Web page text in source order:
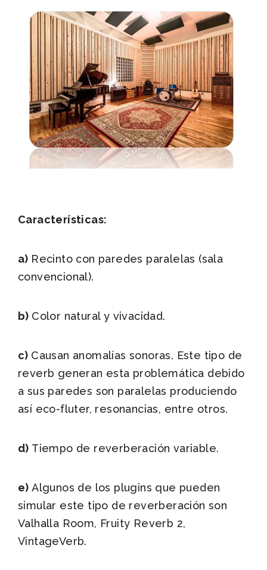
Características:
a) Recinto con paredes paralelas (sala
convencional).
b) Color natural y vivacidad.
c) Causan anomalías sonoras. Este tipo de
reverb generan esta problemática debido
a sus paredes son paralelas produciendo
así eco-fluter, resonancias, entre otros.
d) Tiempo de reverberación variable.
e)Algunos de los plugins que pueden
simular este tipo de reverberación son
Valhalla Room, Fruity Reverb 2,
VintageVerb.